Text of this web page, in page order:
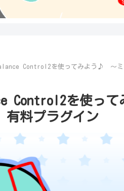
Control2を使ってみよう♪ ～ミ
Control2を使っ
料プラグイン